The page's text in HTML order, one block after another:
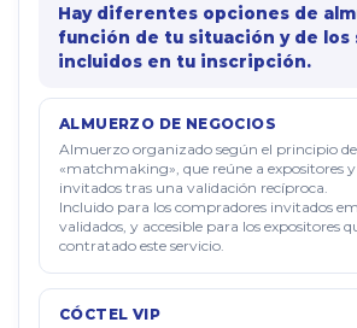
Hay diferentes opciones de
función de tu situación y de los
incluidos en tu inscripción.
ALMUERZO DE NEGOCIOS
Almuerzo organizado según el principio del
«matchmaking», que reúne a expositores
invitados tras una validación recíproca.
Incluido para los compradores invitados
validados, y accesible para los expositores
contratado este servicio.
CÓCTEL VIP